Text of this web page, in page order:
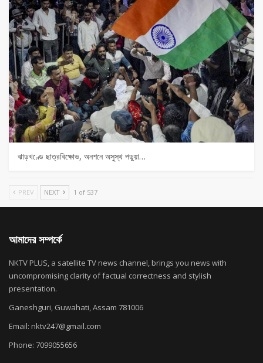
ঝাড়খণ্ডে ছাত্রবিক্ষোভ, অনশনে অসুস্থ পড়ুয়া…
PREV NEXT 1 of 537
আমাদের সম্পর্কে
NKTV PLUS, a satellite TV news channel, brings you news with
uncompromising clarity of factual correctness and stylish
presentation.
Ganeshguri, Guwahati, Assam 781006
Email: nktv247@gmail.com
Phone: 7099055656